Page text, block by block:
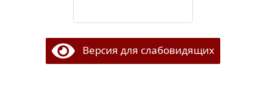
Версия для слабовидящих